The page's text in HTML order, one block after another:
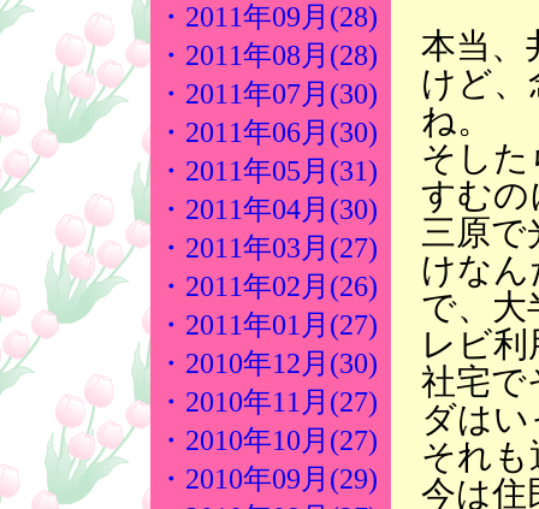
・2011年09月(28)
・2011年08月(28)
・2011年07月(30)
・2011年06月(30)
・2011年05月(31)
・2011年04月(30)
・2011年03月(27)
・2011年02月(26)
・2011年01月(27)
・2010年12月(30)
・2010年11月(27)
・2010年10月(27)
・2010年09月(29)
本当、
けど
ね。
そし
すむの
三原で
けな
で、大
レビ
社宅で
ダは
それも
今は住